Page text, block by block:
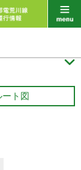

ート図